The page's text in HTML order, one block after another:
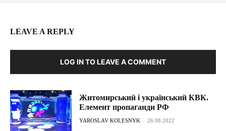
LEAVE A REPLY
LOG IN TO LEAVE A COMMENT
Житомирський і український КВК.
Елемент пропаганди РФ
YAROSLAV KOLESNYK - 26.08.2022